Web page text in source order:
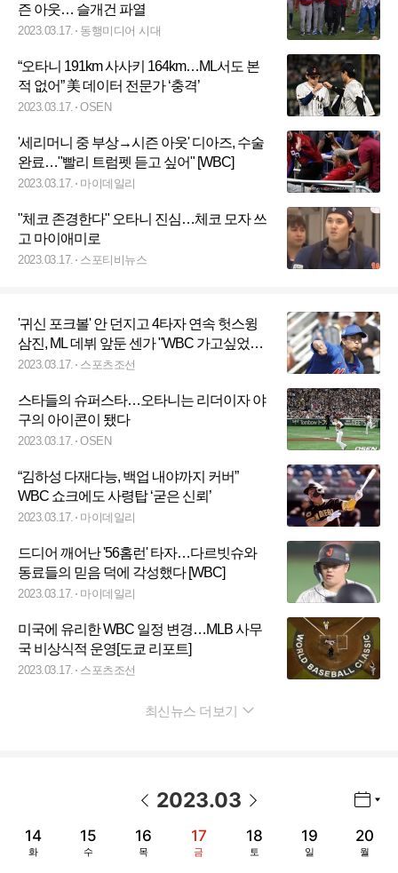
즌 아웃… 슬개건 파열
2023.03.17. 동행미디어 시대
“오타니 191km 사사키 164km…ML서도 본
적 없어” 美 데이터 전문가 ‘충격’
2023.03.17. OSEN
'세리머니 중 부상→시즌 아웃' 디아즈, 수술
완료…"빨리 트럼펫 듣고 싶어" [WBC]
2023.03.17. 마이데일리
"체코 존경한다" 오타니 진심…체코 모자 쓰
고 마이애미로
2023.03.17. 스포티비뉴스
'귀신 포크볼' 안 던지고 4타자 연속 헛스윙
삼진, ML 데뷔 앞둔 센가 "WBC 가고싶었지
만…"
2023.03.17. 스포츠조선
스타들의 슈퍼스타…오타니는 리더이자 야
구의 아이콘이 됐다
2023.03.17. OSEN
“김하성 다재다능, 백업 내야까지 커버”
WBC 쇼크에도 사령탑 ‘굳은 신뢰’
2023.03.17. 마이데일리
드디어 깨어난 '56홈런' 타자…다르빗슈와
동료들의 믿음 덕에 각성했다 [WBC]
2023.03.17. 마이데일리
미국에 유리한 WBC 일정 변경…MLB 사무
국 비상식적 운영[도쿄 리포트]
2023.03.17. 스포츠조선
최신뉴스 더보기
2023.03
14
화
15
수
16
목
17
금
18
토
19
일
20
월